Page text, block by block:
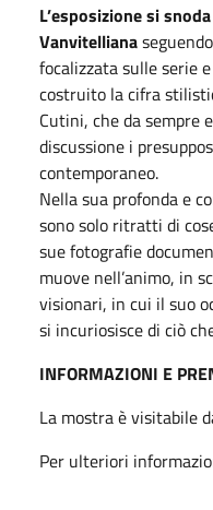
L’esposizione si
Vanvitelliana
focalizzata sulle serie
costruito la cifra
Cutini, che da sempre
discussione i
contemporaneo.
Nella sua profonda e
sono solo ritratti di
sue fotografie
muove nell’animo, in
visionari, in cui il suo
si incuriosisce di ciò
INFORMAZIONI E
La mostra è visitabile
Per ulteriori